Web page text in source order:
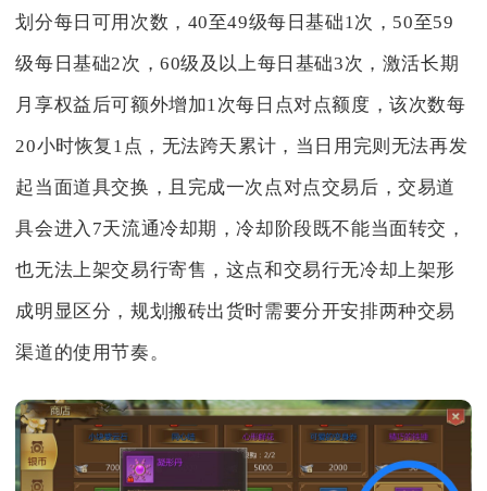
划分每日可用次数，40至49级每日基础1次，50至59
级每日基础2次，60级及以上每日基础3次，激活长期
月享权益后可额外增加1次每日点对点额度，该次数每
20小时恢复1点，无法跨天累计，当日用完则无法再发
起当面道具交换，且完成一次点对点交易后，交易道
具会进入7天流通冷却期，冷却阶段既不能当面转交，
也无法上架交易行寄售，这点和交易行无冷却上架形
成明显区分，规划搬砖出货时需要分开安排两种交易
渠道的使用节奏。